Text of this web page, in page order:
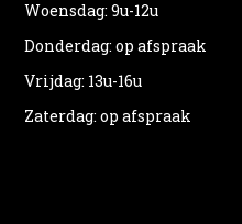
Woensdag: 9u-12u
Donderdag: op afspraak
Vrijdag: 13u-16u
Zaterdag: op afspraak